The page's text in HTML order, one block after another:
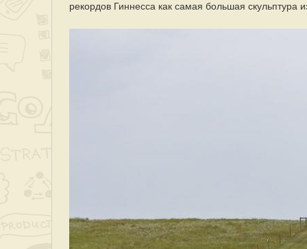
рекордов Гиннесса как самая большая скульптура